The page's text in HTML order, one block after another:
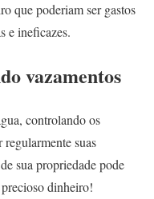
que poderiam ser gastos
e ineficazes.
vazamentos
controlando os
suas
sua propriedade pode
dinheiro!